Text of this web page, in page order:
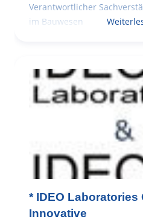
Verantwortlicher
im Bauwesen
* IDEO Laboratories
Innovative